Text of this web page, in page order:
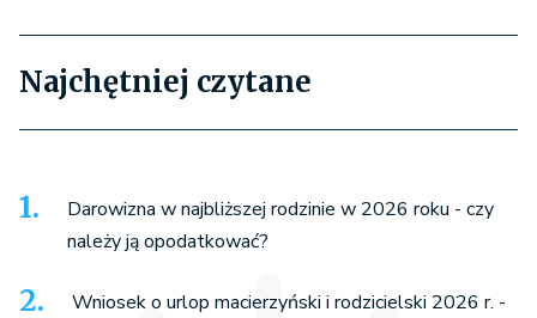
Najchętniej czytane
Darowizna w najbliższej rodzinie w 2026 roku - czy
należy ją opodatkować?
Wniosek o urlop macierzyński i rodzicielski 2026 r. -